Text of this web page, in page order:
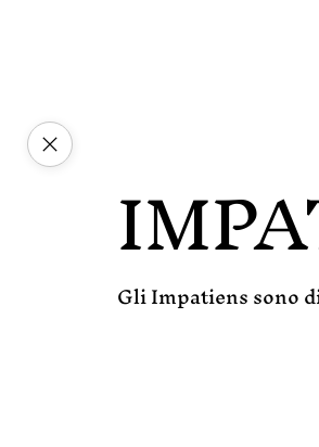
Gli Impatiens sono